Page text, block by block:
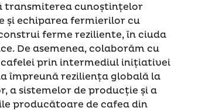
transmiterea cunoștințelor
și echiparea fermierilor cu
ferme reziliente, în ciuda
De asemenea, colaborăm cu
prin intermediul inițiativei
împreună reziliența globală la
a sistemelor de producție și a
producătoare de cafea din